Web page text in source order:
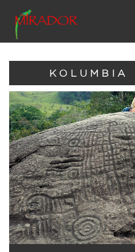
KOLUMBIA